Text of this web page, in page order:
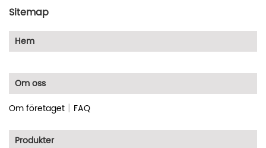
Sitemap
Hem
Om oss
Om företaget | FAQ
Produkter